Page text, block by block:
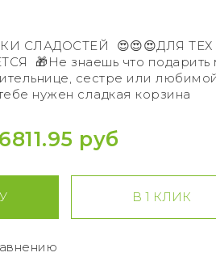
СЛАДОСТЕЙ 😍😍😍ДЛЯ ТЕХ
🎁Не знаешь что подарить
сестре или
нужен сладкая корзина
6811.95 руб
В 1 КЛИК